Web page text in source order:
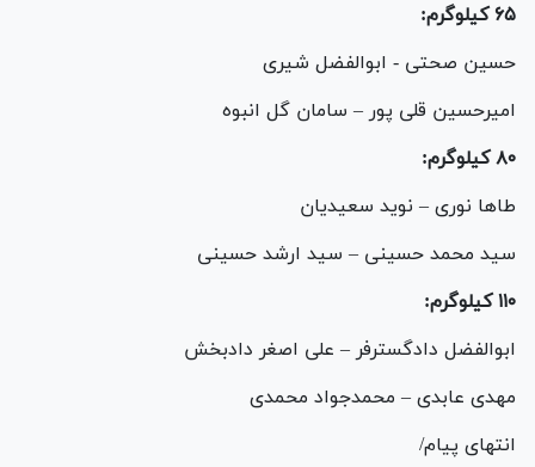
۶۵ کیلوگرم:
حسین صحتی - ابوالفضل شیری
امیرحسین قلی پور – سامان گل انبوه
۸۰ کیلوگرم:
طا‌ها نوری – نوید سعیدیان
سید محمد حسینی – سید ارشد حسینی
۱۱۰ کیلوگرم:
ابوالفضل دادگسترفر – علی اصغر دادبخش
مهدی عابدی – محمدجواد محمدی
انتهای پیام/